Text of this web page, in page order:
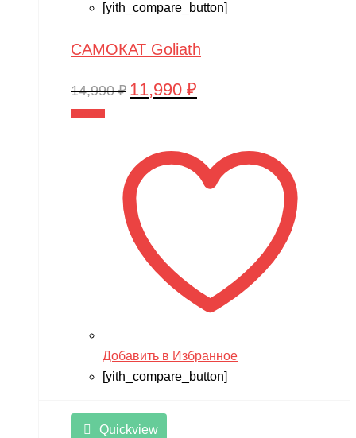
[yith_compare_button]
САМОКАТ Goliath
14,990₽ Первоначальная
14,990 ₽.
11,990 ₽
Добавить в Избранное
[yith_compare_button]
Quickview